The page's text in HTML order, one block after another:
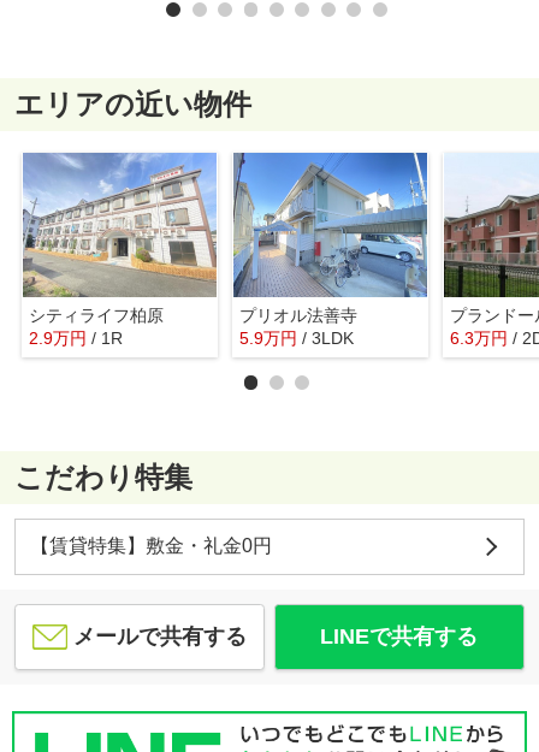
エリアの近い物件
シティライフ柏原
2.9万円 / 1R
プリオル法善寺
5.9万円 / 3LDK
プランドー
6.3万円 /
こだわり特集
【賃貸特集】敷金・礼金0円
メールで共有する LINEで共有する